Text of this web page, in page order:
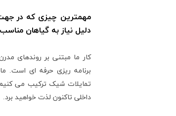
مهمترین چیزی که در
دلیل نیاز به گیاهان
کار ما مبتنی بر روندهای
برنامه ریزی حرفه ای است.
تمایلات شیک ترکیب می
داخلی تاکنون لذت خواهید برد.